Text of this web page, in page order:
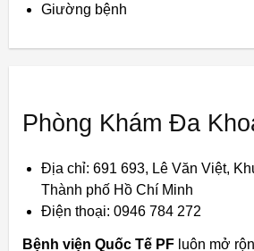
Giường bệnh
Phòng Khám Đa
Địa chỉ: 691 693, Lê Văn Việt,
Thành phố Hồ Chí Minh
Điện thoại: 0946 784 272
Bệnh viện Quốc Tế PF luôn mở